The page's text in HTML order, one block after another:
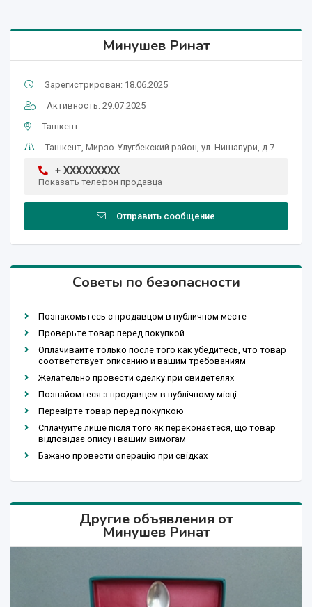
Минушев Ринат
Зарегистрирован: 18.06.2025
Активность: 29.07.2025
Ташкент
Ташкент, Мирзо-Улугбекский район, ул. Нишапури, д.7
+ XXXXXXXXX
Показать телефон продавца
Отправить сообщение
Советы по безопасности
Познакомьтесь с продавцом в публичном месте
Проверьте товар перед покупкой
Оплачивайте только после того как убедитесь, что товар
соответствует описанию и вашим требованиям
Желательно провести сделку при свидетелях
Познайомтеся з продавцем в публічному місці
Перевірте товар перед покупкою
Сплачуйте лише після того як переконаєтеся, що товар
відповідає опису і вашим вимогам
Бажано провести операцію при свідках
Другие объявления от
Минушев Ринат